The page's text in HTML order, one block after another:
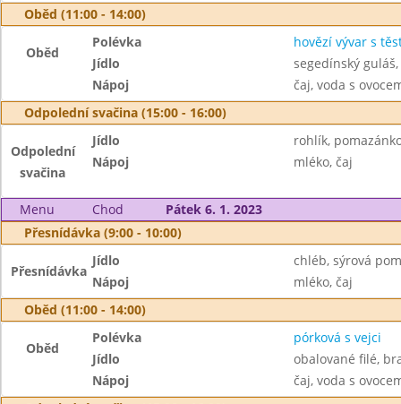
Oběd (11:00 - 14:00)
Oběd
Polévka
hovězí vývar s
Jídlo
segedínský
Nápoj
čaj, voda s
Odpolední svačina (15:00 - 16:00)
Odpolední
svačina
Jídlo
rohlík,
Nápoj
mléko, čaj
Menu Chod
Pátek 6. 1. 2023
Přesnídávka (9:00 - 10:00)
Přesnídávka
Jídlo
chléb, sýrová
Nápoj
mléko, čaj
Oběd (11:00 - 14:00)
Oběd
Polévka
pórková s vejci
Jídlo
obalované filé,
Nápoj
čaj, voda s